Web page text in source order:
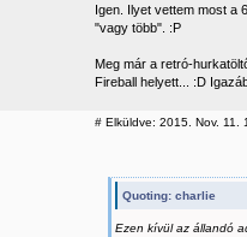
Igen. Ilyet vettem most a
"vagy több". :P
Meg már a retró-
Fireball helyett... :D
# Elküldve: 2015. Nov. 11.
Quoting: charlie
Ezen kívül az állandó